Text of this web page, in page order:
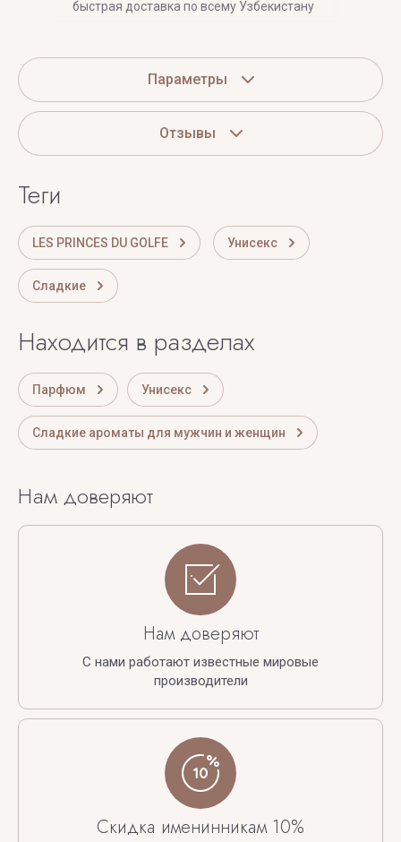
быстрая доставка по всему Узбекистану
Параметры
Отзывы
теги
LES PRINCES DU GOLFE Унисекс
Сладкие
Находится в разделах
Парфюм Унисекс
Сладкие ароматы для мужчин и женщин
Нам доверяют
Нам доверяют
С нами работают известные мировые
производители
Скидка именинникам 10%